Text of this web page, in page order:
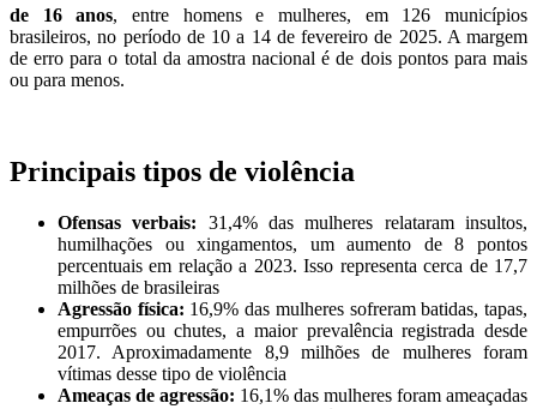
de 16 anos, entre homens e mulheres, em 126 municípios
brasileiros, no período de 10 a 14 de fevereiro de 2025. A margem
de erro para o total da amostra nacional é de dois pontos para mais
ou para menos.
Principais tipos de violência
Ofensas verbais: 31,4% das mulheres relataram insultos,
humilhações ou xingamentos, um aumento de 8 pontos
percentuais em relação a 2023. Isso representa cerca de 17,7
milhões de brasileiras
Agressão física: 16,9% das mulheres sofreram batidas, tapas,
empurrões ou chutes, a maior prevalência registrada desde
2017. Aproximadamente 8,9 milhões de mulheres foram
vítimas desse tipo de violência
Ameaças de agressão: 16,1% das mulheres foram ameaçadas